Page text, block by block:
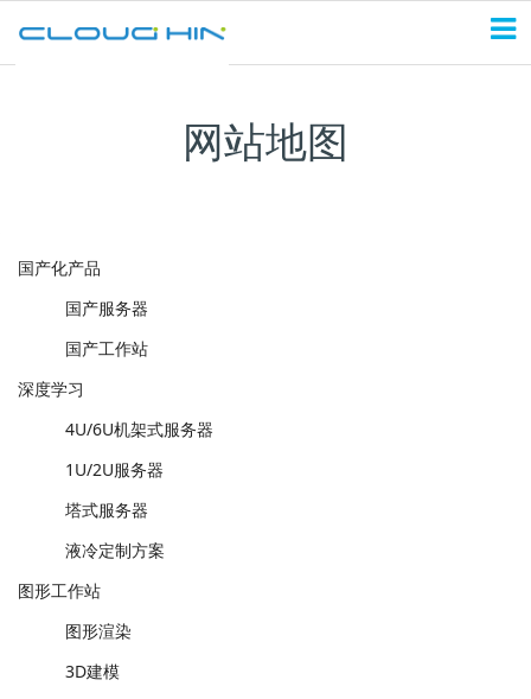
网站地图
国产化产品
国产服务器
国产工作站
深度学习
4U/6U机架式服务器
1U/2U服务器
塔式服务器
液冷定制方案
图形工作站
图形渲染
3D建模